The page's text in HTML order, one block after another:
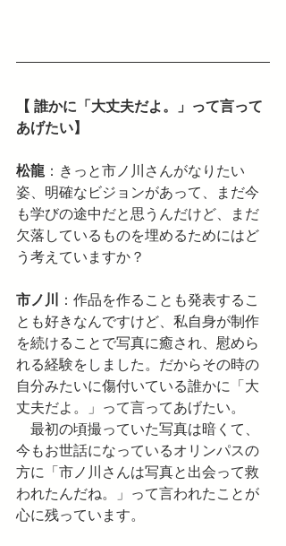
【 誰かに「大丈夫だよ。」って言って
あげたい】
松龍 ：きっと市ノ川さんがなりたい
姿、明確なビジョンがあって、まだ今
も学びの途中だと思うんだけど、まだ
欠落しているものを埋めるためにはど
う考えていますか？
市ノ川
：作品を作ることも発表するこ
とも好きなんですけど、私自身が制作
を続けることで写真に癒され、慰めら
れる経験をしました。だからその時の
自分みたいに傷付いている誰かに「大
丈夫だよ。」って言ってあげたい。
最初の頃撮っていた写真は暗くて、
今もお世話になっているオリンパスの
方に「市ノ川さんは写真と出会って救
われたんだね。」って言われたことが
心に残っています。